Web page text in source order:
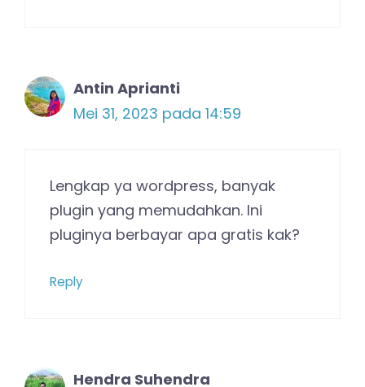
Antin Aprianti
Mei 31, 2023 pada 14:59
Lengkap ya wordpress, banyak
plugin yang memudahkan. Ini
pluginya berbayar apa gratis kak?
Reply
Hendra Suhendra